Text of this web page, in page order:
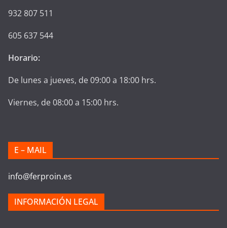
932 807 511
605 637 544
Horario:
De lunes a jueves, de 09:00 a 18:00 hrs.
Viernes, de 08:00 a 15:00 hrs.
E – MAIL
info@ferproin.es
INFORMACIÓN LEGAL